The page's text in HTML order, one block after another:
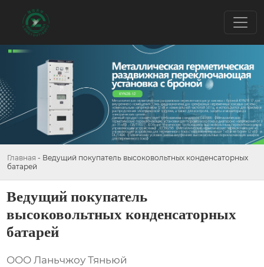
Главная - Ведущий покупатель высоковольтных конденсаторных
батарей
Ведущий покупатель
высоковольтных конденсаторных
батарей
ООО Ланьчжоу Тяньюй